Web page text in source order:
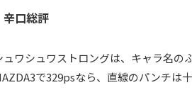
辛口総評
ュワシュワストロングは、キャラ名の
で329psなら、直線のパンチは十